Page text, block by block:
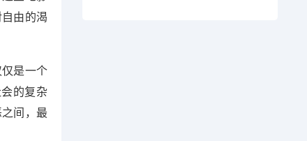
由的渴
是一个
的复杂
间，最